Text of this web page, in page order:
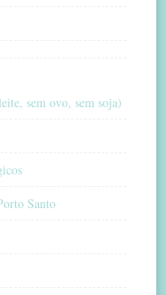
sem ovo, sem soja)
Santo